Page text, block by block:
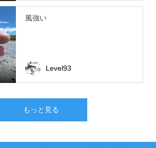
風強い
Level93
もっと見る